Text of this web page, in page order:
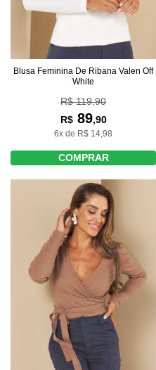
Blusa Feminina De Ribana Valen Off
White
R$ 119,90
R$89,90
6x de R$ 14,98
COMPRAR